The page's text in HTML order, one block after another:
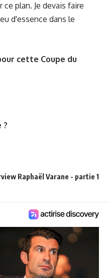
plan. Je devais faire
d'essence dans le
cette Coupe du
?
Raphaël Varane - partie 1